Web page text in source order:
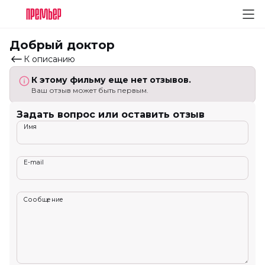
Добрый доктор
К описанию
К этому фильму еще нет отзывов.
Ваш отзыв может быть первым.
Задать вопрос или оставить отзыв
Имя
E-mail
Сообщение